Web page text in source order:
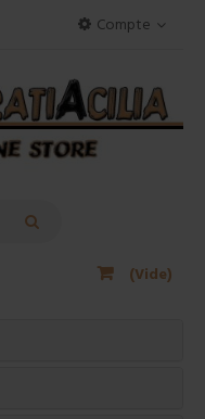
Compte
(Vide)